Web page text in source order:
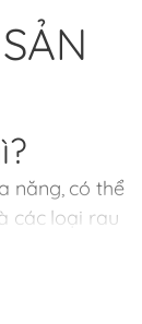
năng, có thể
các loại rau
sẵn. Hơn
làm tất